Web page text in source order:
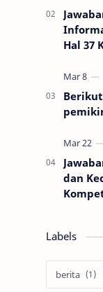
di
Hal 37
dan
Labels
berita